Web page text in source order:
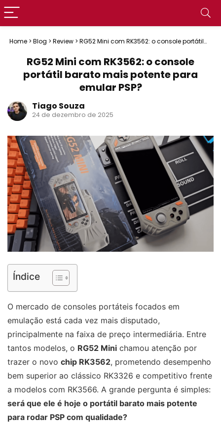
Home > Blog > Review > RG52 Mini com RK3562: o console portátil
RG52 Mini com RK3562: o console
portátil barato mais potente para
emular PSP?
Tiago Souza
24 de dezembro de 2025
Índice
O mercado de consoles portáteis focados em
emulação está cada vez mais disputado,
principalmente na faixa de preço intermediária. Entre
tantos modelos, o RG52 Mini chamou atenção por
trazer o novo chip RK3562, prometendo desempenho
bem superior ao clássico RK3326 e competitivo frente
a modelos com RK3566. A grande pergunta é simples:
será que ele é hoje o portátil barato mais potente
para rodar PSP com qualidade?